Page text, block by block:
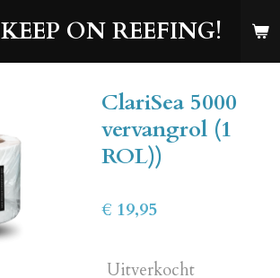
KEEP ON REEFING!
ClariSea 5000
vervangrol (1
ROL))
€ 19,95
Uitverkocht